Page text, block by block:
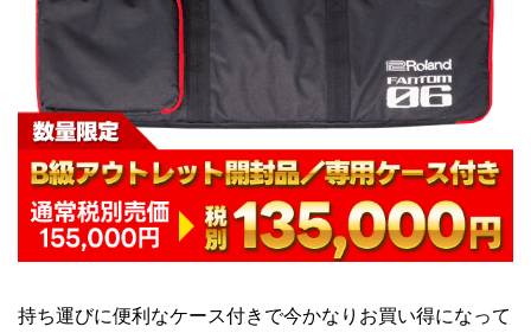
持ち運びに便利なケース付きで今かなりお買い得になって